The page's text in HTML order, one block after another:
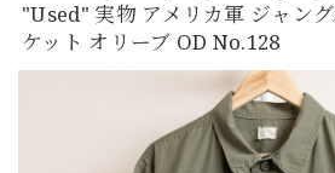
"Used" 実物 アメリカ軍 ジャン
ケット オリーブ OD No.128